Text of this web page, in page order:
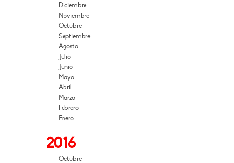
Diciembre
Noviembre
Octubre
Septiembre
Agosto
Julio
Junio
Mayo
Abril
Marzo
Febrero
Enero
2016
Octubre